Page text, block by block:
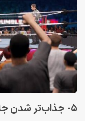
5- جذاب‌تر شدن جلوه‌های دیداری